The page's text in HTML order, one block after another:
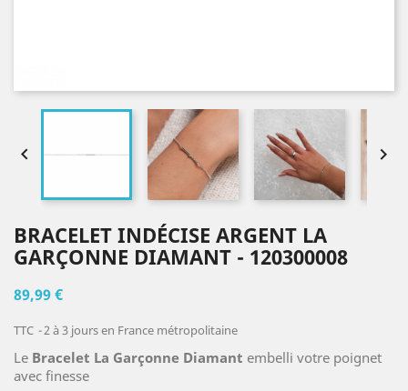
 
BRACELET INDÉCISE ARGENT LA
GARÇONNE DIAMANT - 120300008
89,99 €
TTC 2 à 3 jours en France métropolitaine
Le Bracelet La Garçonne Diamant embelli votre poignet
avec finesse